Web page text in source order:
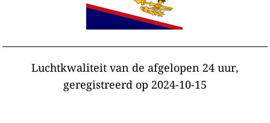
Luchtkwaliteit van de afgelopen 24 uur,
geregistreerd op 2024-10-15